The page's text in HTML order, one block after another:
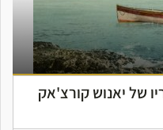
של יאנוש קורצ'אק